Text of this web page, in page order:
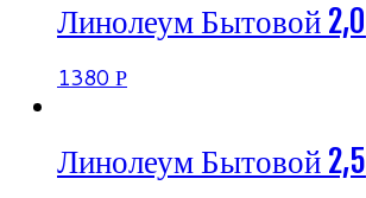
Линолеум Бытовой 2,0
1380 Р
Линолеум Бытовой 2,5